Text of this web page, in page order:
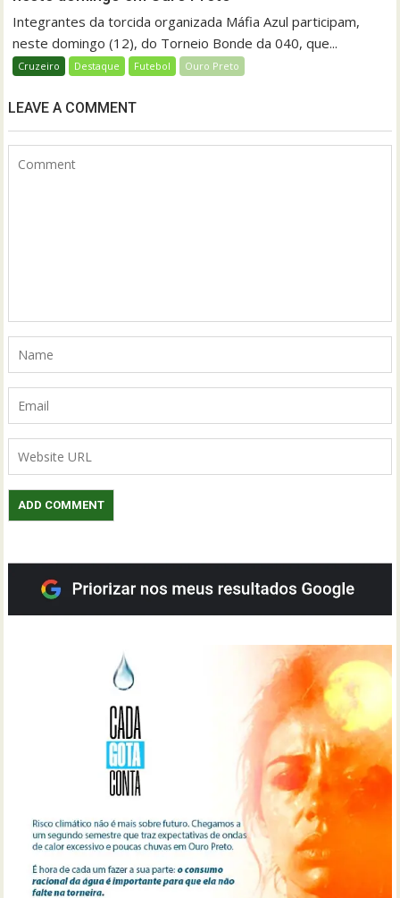
Integrantes da torcida organizada Máfia Azul participam,
neste domingo (12), do Torneio Bonde da 040, que...
Cruzeiro Destaque Futebol Ouro Preto
LEAVE A COMMENT